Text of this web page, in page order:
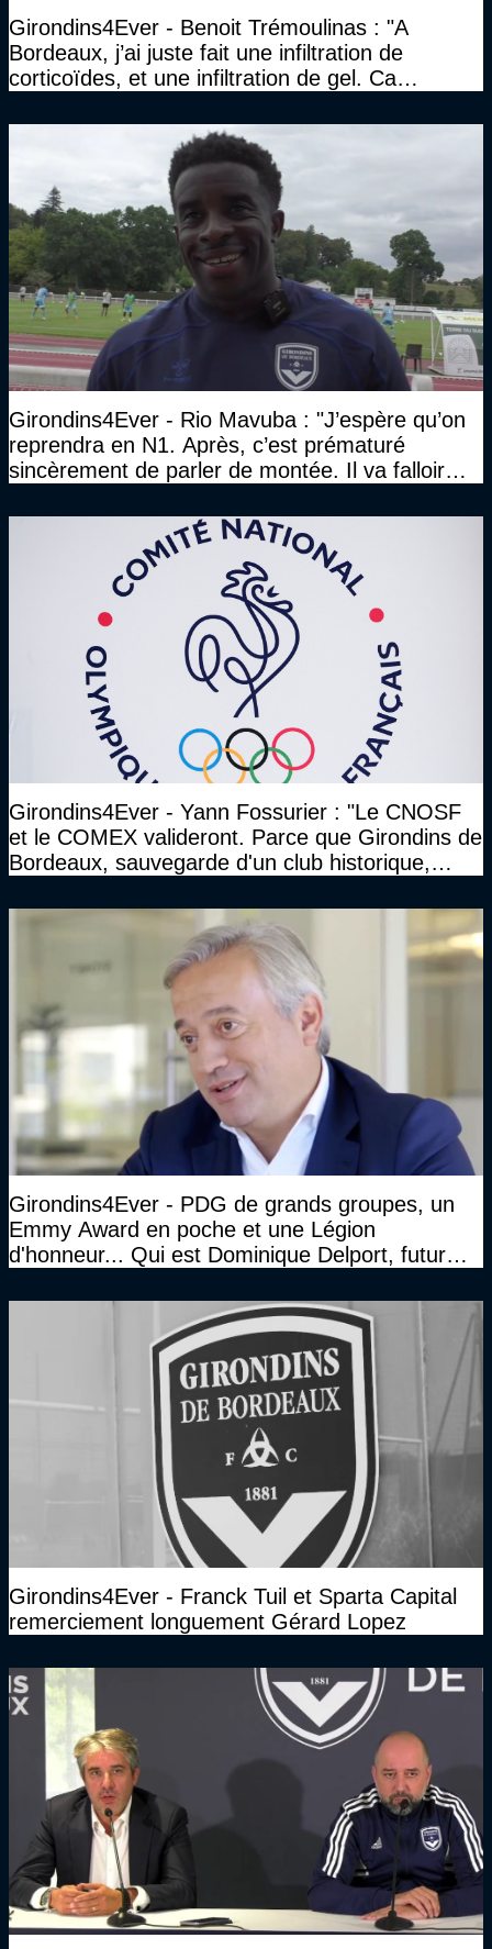
Girondins4Ever - Benoit Trémoulinas : "A
Bordeaux, j’ai juste fait une infiltration de
corticoïdes, et une infiltration de gel. Ca
Girondins4Ever - Rio Mavuba : "J’espère qu’on
reprendra en N1. Après, c’est prématuré
sincèrement de parler de montée. Il va falloir
Girondins4Ever - Yann Fossurier : "Le CNOSF
et le COMEX valideront. Parce que Girondins de
Bordeaux, sauvegarde d'un club historique,
Girondins4Ever - PDG de grands groupes, un
Emmy Award en poche et une Légion
d'honneur... Qui est Dominique Delport, futur
Girondins4Ever - Franck Tuil et Sparta Capital
remerciement longuement Gérard Lopez